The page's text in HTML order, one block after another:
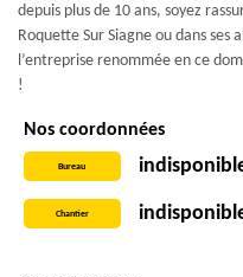
depuis plus de 10 ans, soyez
Roquette Sur Siagne ou dans ses
l’entreprise renommée en ce
!
Nos coordonnées
Bureau
Chantier